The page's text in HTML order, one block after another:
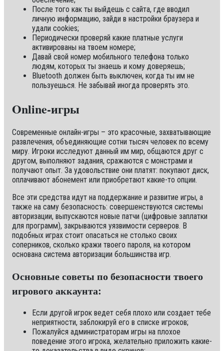
После того как ты выйдешь с сайта, где вводил
личную информацию, зайди в настройки браузера и
удали cookies;
Периодически проверяй какие платные услуги
активированы на твоем номере;
Давай свой номер мобильного телефона только
людям, которых ты знаешь и кому доверяешь;
Bluetooth должен быть выключен, когда ты им не
пользуешься. Не забывай иногда проверять это.
Online-игры
Современные онлайн-игры – это красочные, захватывающие
развлечения, объединяющие сотни тысяч человек по всему
миру. Игроки исследуют данный им мир, общаются друг с
другом, выполняют задания, сражаются с монстрами и
получают опыт. За удовольствие они платят: покупают диск,
оплачивают абонемент или приобретают какие-то опции.
Все эти средства идут на поддержание и развитие игры, а
также на саму безопасность: совершенствуются системы
авторизации, выпускаются новые патчи (цифровые заплатки
для программ), закрываются уязвимости серверов. В
подобных играх стоит опасаться не столько своих
соперников, сколько кражи твоего пароля, на котором
основана система авторизации большинства игр.
Основные советы по безопасности твоего
игрового аккаунта:
Если другой игрок ведет себя плохо или создает тебе
неприятности, заблокируй его в списке игроков;
Пожалуйся администраторам игры на плохое
поведение этого игрока, желательно приложить какие-